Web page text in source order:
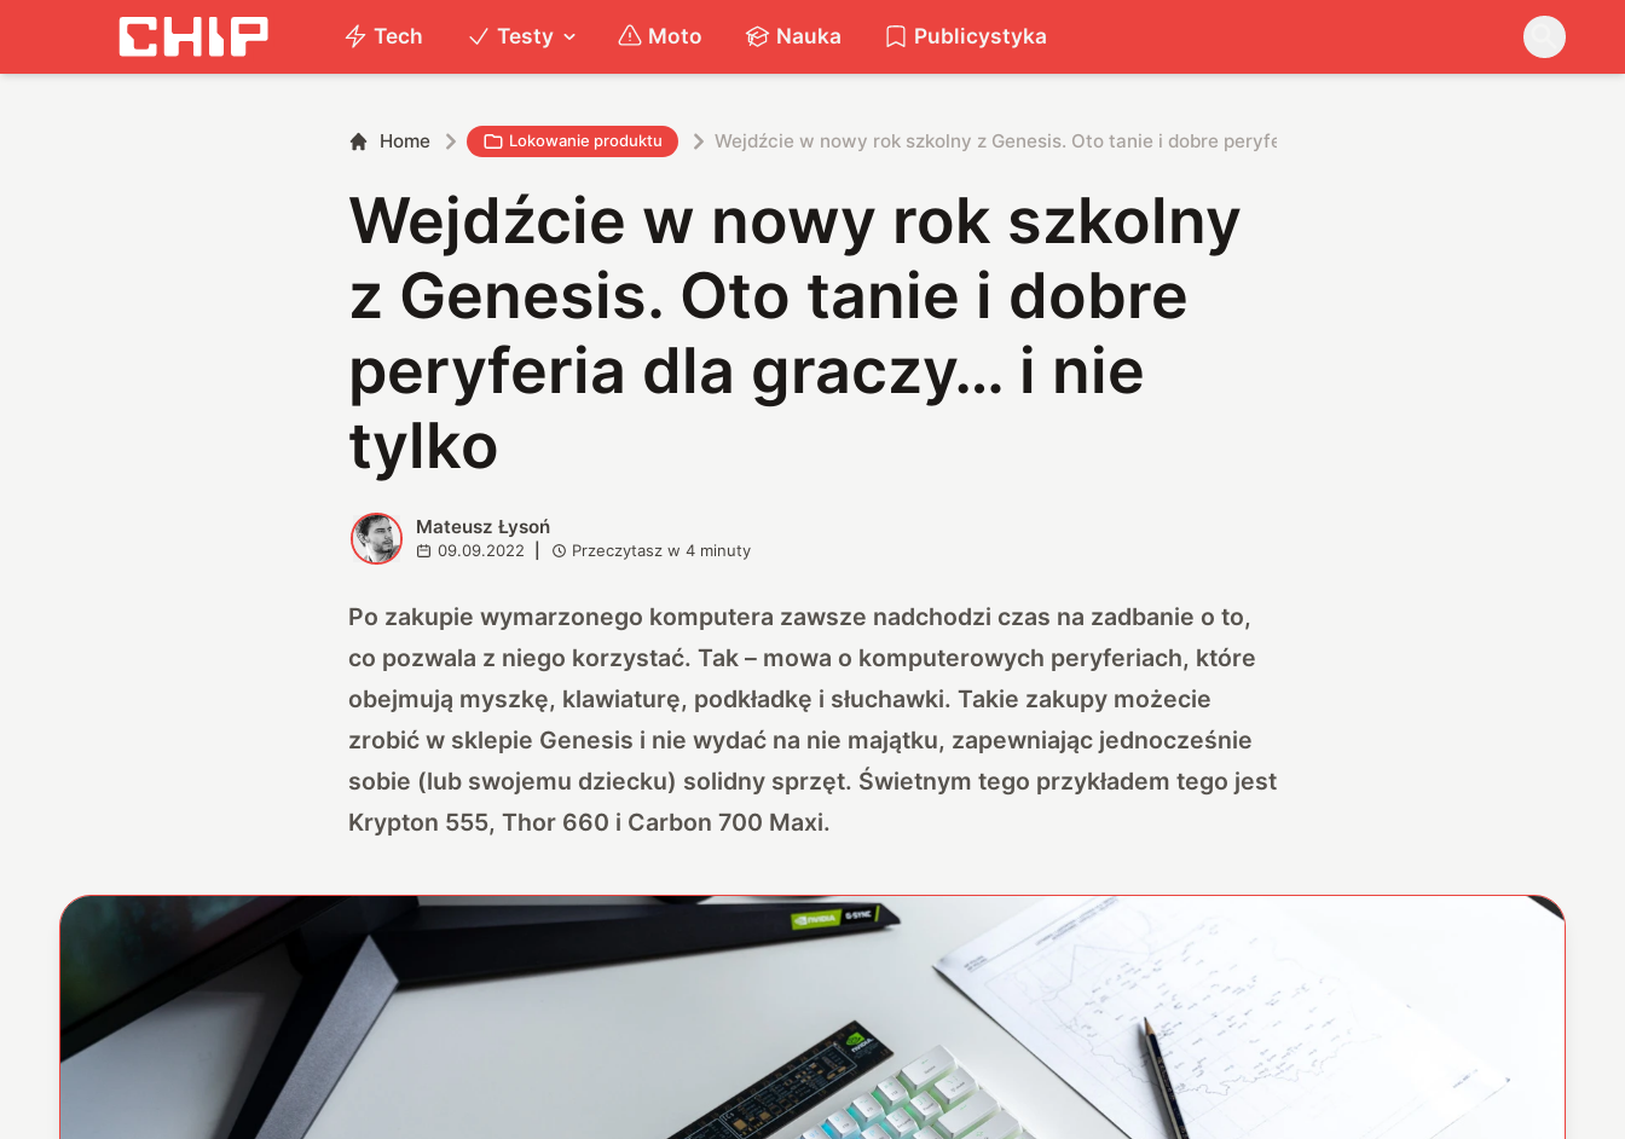
Tech Testy Moto Nauka Publicystyka
Home Lokowanie produktu Wejdźcie w nowy rok szkolny z Genesis. Oto tanie i dobre peryferia dla graczy… i nie tylko
Wejdźcie w nowy rok szkolny
z Genesis. Oto tanie i dobre
peryferia dla graczy… i nie
tylko
M Mateusz Łysoń
09.09.2022 Przeczytasz w4 minuty
Po zakupie wymarzonego komputera zawsze nadchodzi czas na zadbanie o to,
co pozwala z niego korzystać. Tak – mowa o komputerowych peryferiach, które
obejmują myszkę, klawiaturę, podkładkę i słuchawki. Takie zakupy możecie
zrobić w sklepie Genesis i nie wydać na nie majątku, zapewniając jednocześnie
sobie (lub swojemu dziecku) solidny sprzęt. Świetnym tego przykładem tego jest
Krypton 555, Thor 660 i Carbon 700 Maxi.